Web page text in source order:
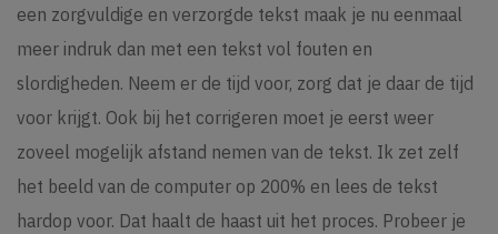
een zorgvuldige en verzorgde tekst maak je nu eenmaal
meer indruk dan met een tekst vol fouten en
slordigheden. Neem er de tijd voor, zorg dat je daar de tijd
voor krijgt. Ook bij het corrigeren moet je eerst weer
zoveel mogelijk afstand nemen van de tekst. Ik zet zelf
het beeld van de computer op 200% en lees de tekst
hardop voor. Dat haalt de haast uit het proces. Probeer je